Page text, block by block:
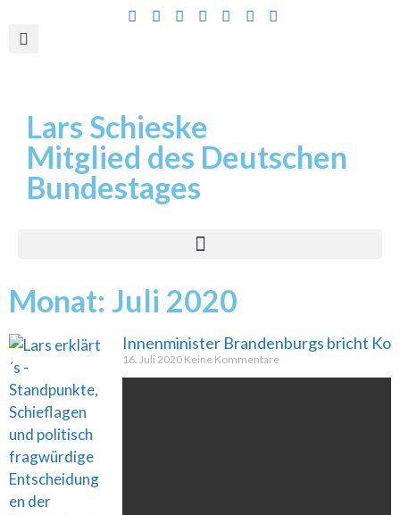
Lars Schieske
Mitglied des Deutschen
Bundestages
Monat: Juli 2020
Innenminister Brandenburgs bricht
16. Juli 2020 Keine Kommentare